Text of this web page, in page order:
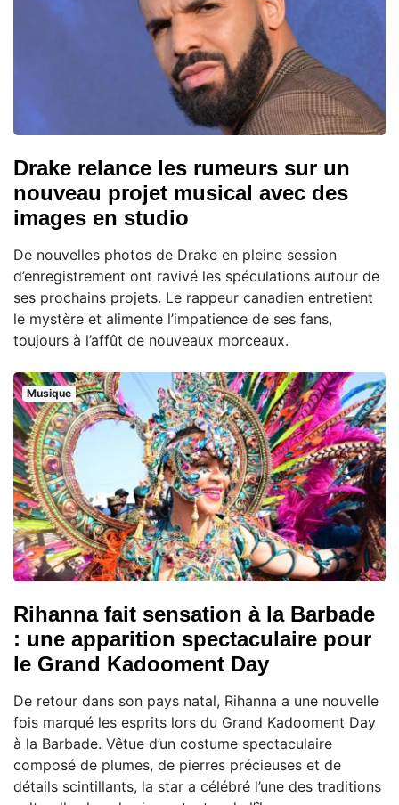
Drake relance les rumeurs sur un
nouveau projet musical avec des
images en studio
De nouvelles photos de Drake en pleine session
d’enregistrement ont ravivé les spéculations autour de
ses prochains projets. Le rappeur canadien entretient
le mystère et alimente l’impatience de ses fans,
toujours à l’affût de nouveaux morceaux.
Musique
Rihanna fait sensation à la Barbade
: une apparition spectaculaire pour
le Grand Kadooment Day
De retour dans son pays natal, Rihanna a une nouvelle
fois marqué les esprits lors du Grand Kadooment Day
à la Barbade. Vêtue d’un costume spectaculaire
composé de plumes, de pierres précieuses et de
détails scintillants, la star a célébré l’une des traditions